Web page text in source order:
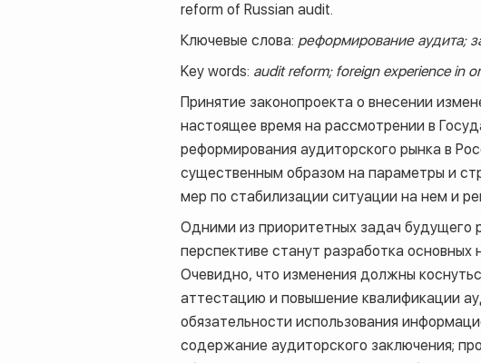
reform of Russian audit.
Ключевые слова: реформирование аудита;
Key words: audit reform; foreign experience in
Принятие законопроекта о внесении
настоящее время на рассмотрении в
реформирования аудиторского рынка в
существенным образом на параметры и
мер по стабилизации ситуа­ции на нем и
Одними из приоритетных задач будущего
перспективе станут разработка
Очевидно, что изменения должны
аттестацию и повышение квалификации
обязательности использования
содержание аудиторского заключения;